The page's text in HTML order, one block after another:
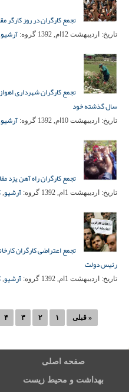
تجمع کارگران در روز کارگر
تاریخ: اردیبهشت 12ام, 1392 گروه: آرشیو
تجمع کارگران شهرداری
سال گذشته خود
تاریخ: اردیبهشت 10ام, 1392 گروه: آرشیو
تجمع کارگران راه آهن یزد
تاریخ: اردیبهشت 1ام, 1392 گروه: آرشیو,
تجمع اعتراضی کارگران
رئیس دولت
تاریخ: اردیبهشت 1ام, 1392 گروه: آرشیو,
« قبلی ۱ ۲ ۳ ۴
صفحه اصلی
بهداشت و محیط زیست